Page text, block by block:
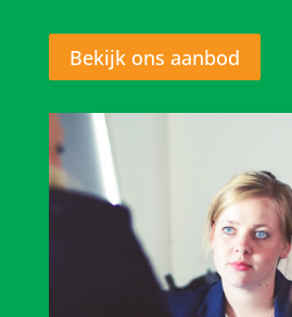
Bekijk ons aanbod